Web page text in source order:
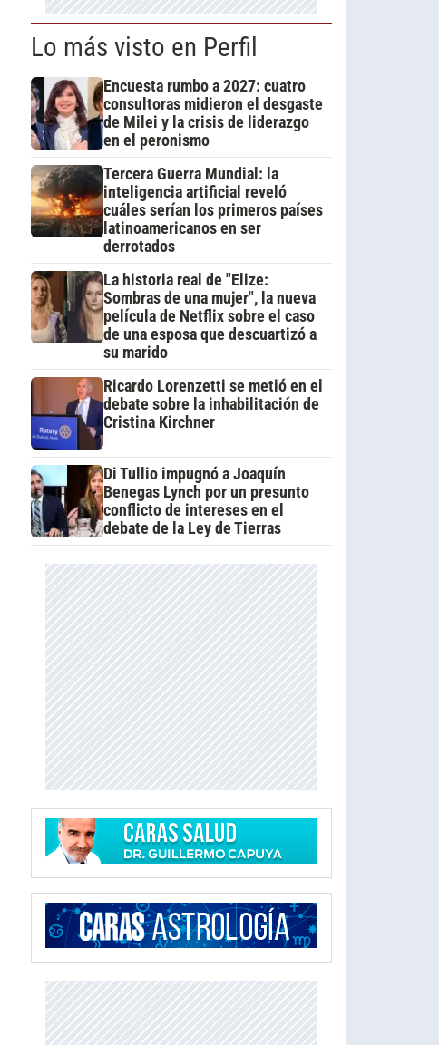
Lo más visto en Perfil
Encuesta rumbo a 2027: cuatro
consultoras midieron el desgaste
de Milei y la crisis de liderazgo
en el peronismo
Tercera Guerra Mundial: la
inteligencia artificial reveló
cuáles serían los primeros países
latinoamericanos en ser
derrotados
La historia real de "Elize:
Sombras de una mujer", la nueva
película de Netflix sobre el caso
de una esposa que descuartizó a
su marido
Ricardo Lorenzetti se metió en el
debate sobre la inhabilitación de
Cristina Kirchner
Di Tullio impugnó a Joaquín
Benegas Lynch por un presunto
conflicto de intereses en el
debate de la Ley de Tierras